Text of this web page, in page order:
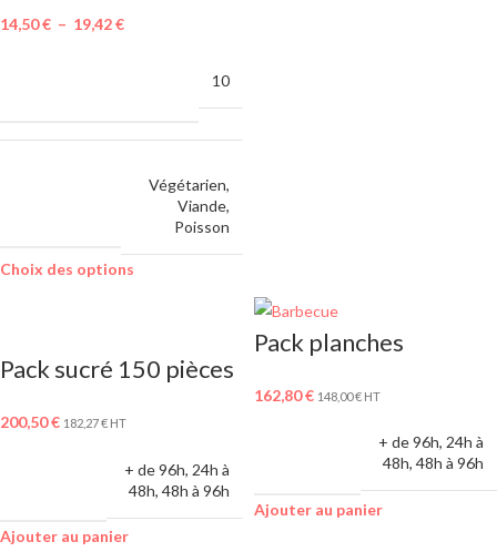
14,50€ – 19,42€
10
Végétarien,
Viande,
Poisson
Choix des options
Pack sucré 150 pièces
200,50€ 182,27€ HT
+ de 96h, 24h à
48h, 48h à 96h
Ajouter au panier
Pack planches
162,80€ 148,00€ HT
+ de 96h, 24h à
48h, 48h à 96h
Ajouter au panier